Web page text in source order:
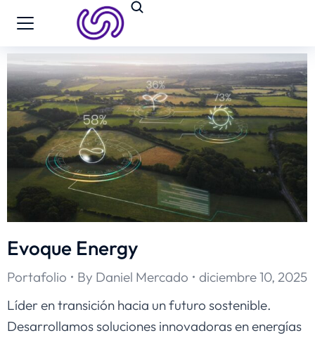
Evoque Energy
Portafolio By Daniel Mercado
diciembre 10, 2025
Líder en transición hacia un futuro sostenible.
Desarrollamos soluciones innovadoras en energías